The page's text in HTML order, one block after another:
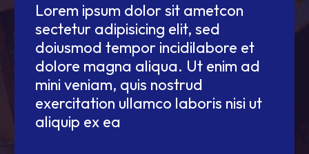
Lorem ipsum dolor sit ametcon
sectetur adipisicing elit, sed
doiusmod tempor incidilabore et
dolore magna aliqua. Ut enim ad
mini veniam, quis nostrud
exercitation ullamco laboris nisi ut
aliquip ex ea